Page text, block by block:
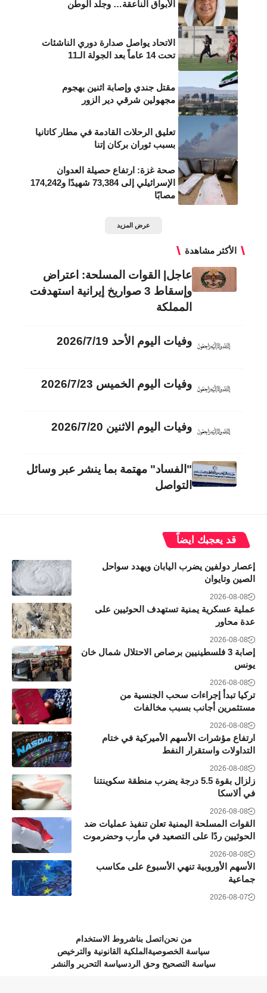
الأبواق الناعقة… وجلد الوطن
الاتحاد يواصل صدارة دوري الناشئات
تحت 14 عاماً بعد الجولة الـ11
مقتل جندي وإصابة اثنين بهجوم
مجهولين شرقي دير الزور
تعليق الرحلات القادمة في مطار كاتانيا
بسبب ثوران بركان إتنا
صحة غزة: ارتفاع حصيلة العدوان
الإسرائيلي إلى 73,384 شهيدًا و174,242
مصابًا
عرض المزيد
الأكثر مشاهدة
عاجل| القوات المسلحة: اعتراض
وإسقاط 3 صواريخ إيرانية استهدفت
المملكة
وفيات اليوم الأحد 2026/7/19
وفيات اليوم الخميس 2026/7/23
وفيات اليوم الاثنين 2026/7/20
"الفساد" مهتمة بما ينشر عبر وسائل
التواصل
قد يعجبك ايضاً
إعصار دولفين يضرب اليابان ويهدد سواحل
الصين وتايوان
2026-08-08
عملية عسكرية يمنية تستهدف الحوثيين على
عدة محاور
2026-08-08
إصابة 3 فلسطينيين برصاص الاحتلال شمال خان
يونس
2026-08-08
تركيا تبدأ إجراءات سحب الجنسية من
مستثمرين أجانب بسبب مخالفات
2026-08-08
ارتفاع مؤشرات الأسهم الأميركية في ختام
التداولات واستقرار النفط
2026-08-08
زلزال بقوة 5.5 درجة يضرب منطقة سكوينتنا
في ألاسكا
2026-08-08
القوات المسلحة اليمنية تعلن تنفيذ عمليات ضد
الحوثيين ردًا على التصعيد في مأرب وحضرموت
2026-08-08
الأسهم الأوروبية تنهي الأسبوع على مكاسب
جماعية
2026-08-07
من نحن اتصل بناشروط الاستخدام
سياسة الخصوصية الملكية القانونية والترخيص
سياسة التصحيح وحق الردسياسة التحرير والنشر